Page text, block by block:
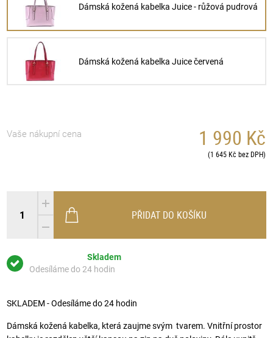
Dámská kožená kabelka Juice - růžová pudrová
Dámská kožená kabelka Juice červená
Vaše nákupní cena 1 990 Kč
(1 645 Kč bez DPH)
Skladem
Odesíláme do 24 hodin
PŘIDAT DO KOŠÍKU
SKLADEM - Odesíláme do 24 hodin
Dámská kožená kabelka, která zaujme svým tvarem. Vnitřní prostor